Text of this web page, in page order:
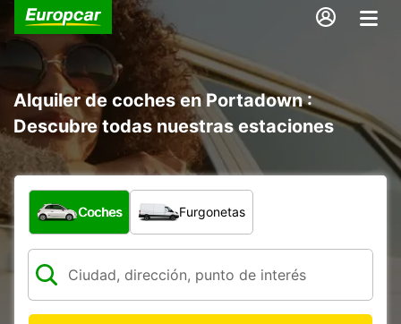
Alquiler de coches en Portadown :
Descubre todas nuestras estaciones
¿Qué tipo de vehículo?
Coches Furgonetas